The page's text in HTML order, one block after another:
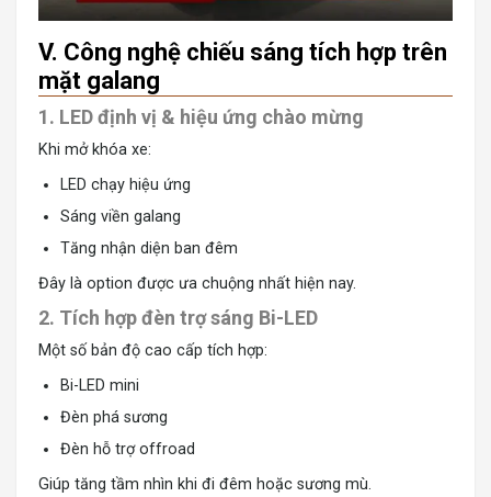
V. Công nghệ chiếu sáng tích hợp trên
mặt galang
1. LED định vị & hiệu ứng chào mừng
Khi mở khóa xe:
LED chạy hiệu ứng
Sáng viền galang
Tăng nhận diện ban đêm
Đây là option được ưa chuộng nhất hiện nay.
2. Tích hợp đèn trợ sáng Bi-LED
Một số bản độ cao cấp tích hợp:
Bi-LED mini
Đèn phá sương
Đèn hỗ trợ offroad
Giúp tăng tầm nhìn khi đi đêm hoặc sương mù.